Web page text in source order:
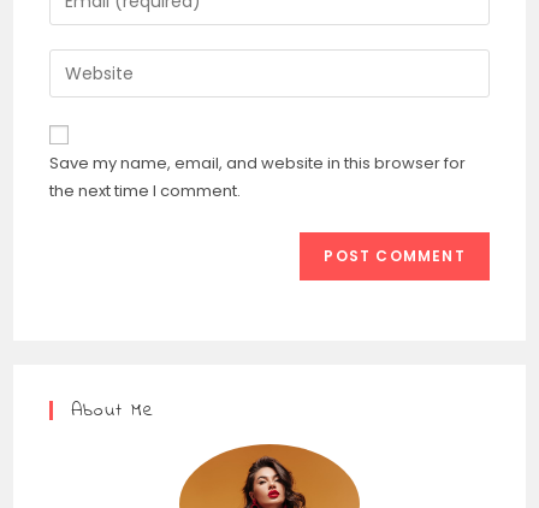
Save my name, email, and website in this browser for
the next time I comment.
About Me